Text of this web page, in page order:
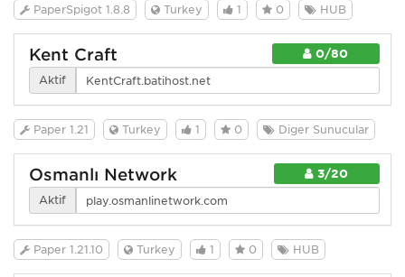
PaperSpigot 1.8.8 Turkey 1 0 HUB
0/80
Kent Craft
Aktif
Paper 1.21 Turkey 1 0 Diğer Sunucular
3/20
Osmanlı Network
Aktif
Paper 1.21.10 Turkey 1 0 HUB